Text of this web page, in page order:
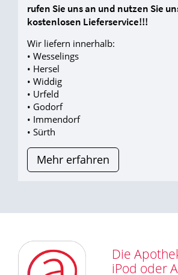
rufen Sie uns an und nutzen Sie
kostenlosen Lieferservice!!!
Wir liefern innerhalb:
• Wesselings
• Hersel
• Widdig
• Urfeld
• Godorf
• Immendorf
• Sürth
Mehr erfahren
Die
iPod oder